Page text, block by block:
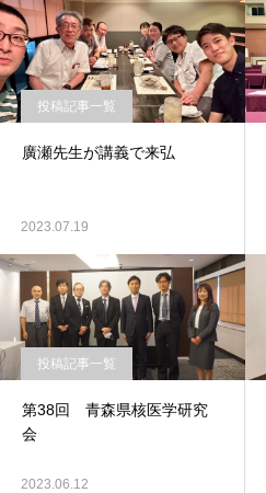
投稿記事一覧
廣瀬先生が講義で来弘
2023.07.19
投稿記事一覧
第38回 青森県核医学研究
会
2023.06.12